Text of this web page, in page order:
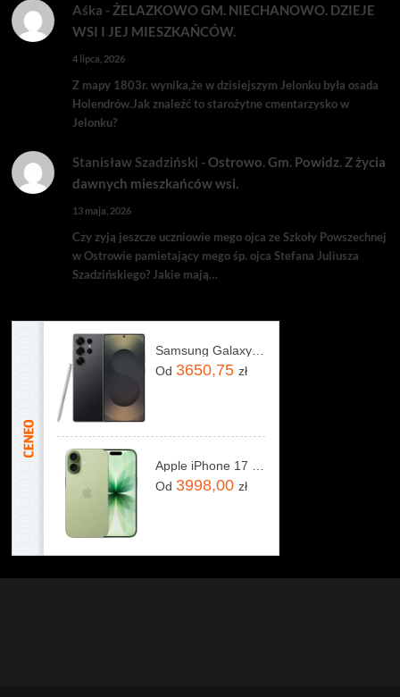
Aśka - ŻELAZKOWO GM. NIECHANOWO. DZIEJE
WSI I JEJ MIESZKAŃCÓW.
4 lipca, 2026
Z mapy 1803r. wynika,że w dzisiejszym Jelonku była osada
Holendrów.Jak znaleźć to starożytne cmentarzysko w
Jelonku?
Stanisław Szadziński -Ostrowo. Gm. Powidz. Z życia
dawnych mieszkańców wsi.
13 maja, 2026
Czy zyją jeszcze uczniowie mego ojca ze Szkoły Powszechnej
w Ostrowie pamietający mego śp. ojca Stefana Juliusza
Szadzińskiego? Jakie mają…
Samsung Galaxy S25 Ultra SM-S938 12/256GB Tytanowy Czarny
Od 3650,75 zł
Od 3998,00 zł